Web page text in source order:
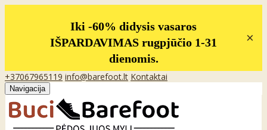
Iki -60% didysis vasaros
IŠPARDAVIMAS rugpjūčio 1-31
dienomis.
×
+37067965119 info@barefoot.lt Kontaktai
Navigacija